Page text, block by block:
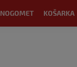
NOGOMET KOŠARKA